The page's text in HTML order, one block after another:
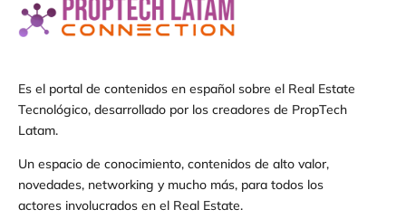
Es el portal de contenidos en español sobre el Real Estate
Tecnológico, desarrollado por los creadores de PropTech
Latam.
Un espacio de conocimiento, contenidos de alto valor,
novedades, networking y mucho más, para todos los
actores involucrados en el Real Estate.